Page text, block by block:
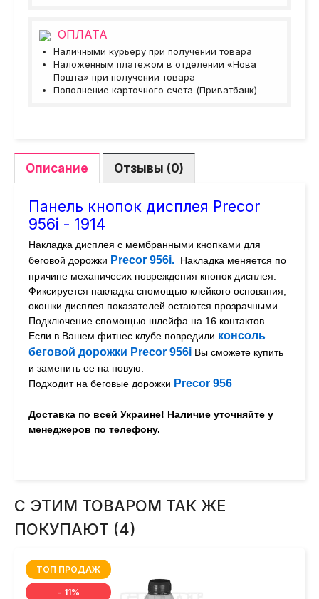
ОПЛАТА
Наличными курьеру при получении товара
Наложенным платежом в отделении «Нова
Пошта» при получении товара
Пополнение карточного счета (Приватбанк)
Описание Отзывы (0)
Панель кнопок дисплея Precor
956i - 1914
Накладка дисплея с мембранными кнопками для
беговой дорожки Precor 956i. Накладка меняется по
причине механичесих повреждения кнопок дисплея.
Фиксируется накладка спомощью клейкого основания,
окошки дисплея показателей остаются прозрачными.
Подключение спомощью шлейфа на 16 контактов.
Если в Вашем фитнес клубе повредили консоль
беговой дорожки Precor 956i Вы сможете купить
и заменить ее на новую.
Подходит на беговые дорожки Precor 956
Доставка по всей Украине! Наличие уточняйте у
менеджеров по телефону.
С ЭТИМ ТОВАРОМ ТАК ЖЕ
ПОКУПАЮТ (4)
ТОП ПРОДАЖ
- 11%